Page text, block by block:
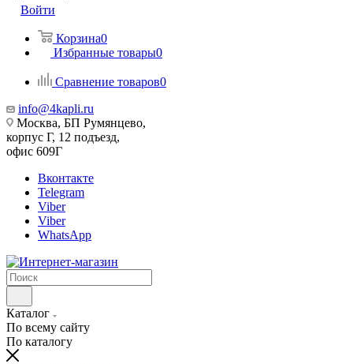
Войти
Корзина0
Избранные товары0
Сравнение товаров0
info@4kapli.ru
Москва, БП Румянцево,
корпус Г, 12 подъезд,
офис 609Г
Вконтакте
Telegram
Viber
Viber
WhatsApp
Каталог
По всему сайту
По каталогу